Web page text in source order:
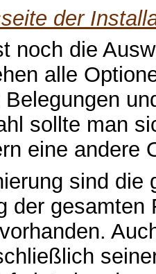
der
noch die
alle
sollte man
eine andere
sind die
der